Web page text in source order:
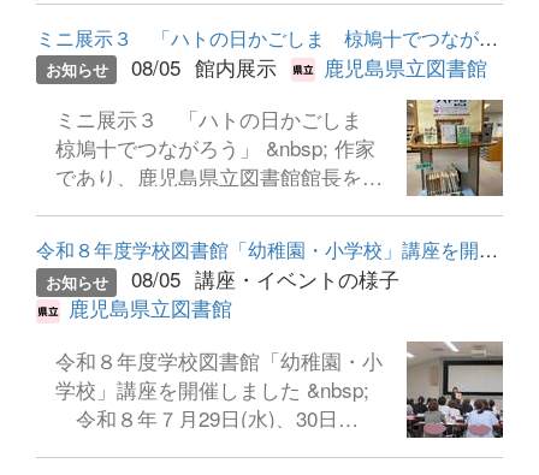
ミニ展示３ 「ハトの日かごしま 椋鳩十でつながろう」
お知らせ 08/05 館内展示
鹿児島県立図書館
ミニ展示３ 「ハトの日かごしま
椋鳩十でつながろう」 &nbsp; 作家
であり、鹿児島県立図書館館長を務
ンネームに ちなんだ日です。大人も
子どもも魅了する椋鳩十の世界をお
楽しみください。 &nbsp; &nbsp;
令和８年度学校図書館「幼稚園・小学校」講座を開催しました
お知らせ 08/05 講座・イベントの様子
鹿児島県立図書館
令和８年度学校図書館「幼稚園・小
学校」講座を開催しました &nbsp;
令和８年７月29日(水)、30日